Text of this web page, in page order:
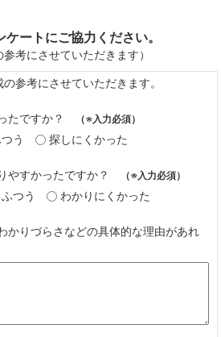
ートにご協力ください。
考にさせていただきます）
参考にさせていただきます。
たですか？ （※入力必須）
う 探しにくかった
やすかったですか？ （※入力必須）
ふつう わかりにくかった
かりづらさなどの具体的な理由があれ